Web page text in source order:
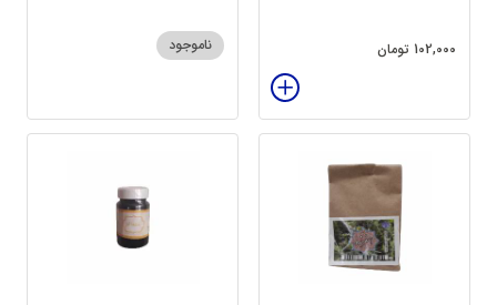
102,000 تومان ناموجود